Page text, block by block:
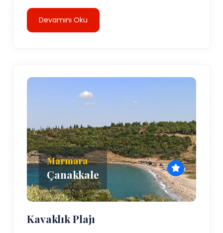
Devamını Oku
Marmara
Çanakkale
Kavaklık Plajı